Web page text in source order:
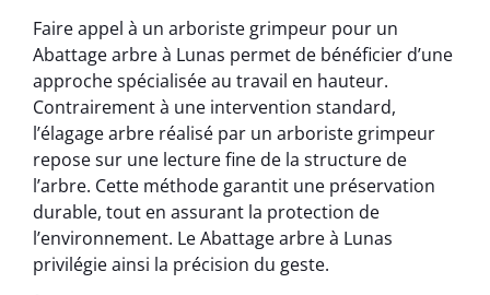
Faire appel à un arboriste grimpeur pour un
Abattage arbre à Lunas permet de bénéficier d’une
approche spécialisée au travail en hauteur.
Contrairement à une intervention standard,
l’élagage arbre réalisé par un arboriste grimpeur
repose sur une lecture fine de la structure de
l’arbre. Cette méthode garantit une préservation
durable, tout en assurant la protection de
l’environnement. Le Abattage arbre à Lunas
privilégie ainsi la précision du geste.